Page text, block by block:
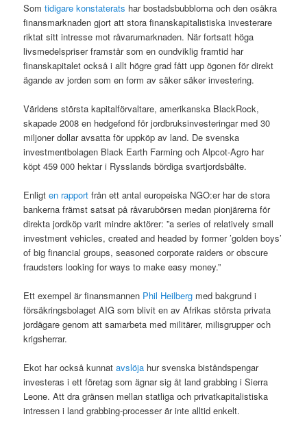
Somtidigare konstaterats har bostadsbubblorna och den osäkra
finansmarknaden gjort att stora finanskapitalistiska investerare
riktat sitt intresse mot råvarumarknaden. När fortsatt höga
livsmedelspriser framstår som en oundviklig framtid har
finanskapitalet också i allt högre grad fått upp ögonen för direkt
ägande av jorden som en form av säker säker investering.
Världens största kapitalförvaltare, amerikanska BlackRock,
skapade 2008 en hedgefond för jordbruksinvesteringar med 30
miljoner dollar avsatta för uppköp av land. De svenska
investmentbolagen Black Earth Farming och Alpcot-Agro har
köpt 459 000 hektar i Rysslands bördiga svartjordsbälte.
Enligten rapport från ett antal europeiska NGO:er har de stora
bankerna främst satsat på råvarubörsen medan pionjärerna för
direkta jordköp varit mindre aktörer: ”a series of relatively small
investment vehicles, created and headed by former ’golden boys’
of big financial groups, seasoned corporate raiders or obscure
fraudsters looking for ways to make easy money.”
Ett exempel är finansmannen Phil Heilberg med bakgrund i
försäkringsbolaget AIG som blivit en av Afrikas största privata
jordägare genom att samarbeta med militärer, milisgrupper och
krigsherrar.
Ekot har också kunnatavslöja hur svenska biståndspengar
investeras i ett företag som ägnar sig åt land grabbing i Sierra
Leone. Att dra gränsen mellan statliga och privatkapitalistiska
intressen i land grabbing-processer är inte alltid enkelt.